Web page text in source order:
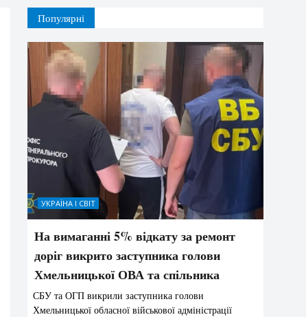
Популярні
УКРАЇНА І СВІТ
На вимаганні 5% відкату за ремонт
доріг викрито заступника голови
Хмельницької ОВА та спільника
СБУ та ОГП викрили заступника голови
Хмельницької обласної військової адміністрації